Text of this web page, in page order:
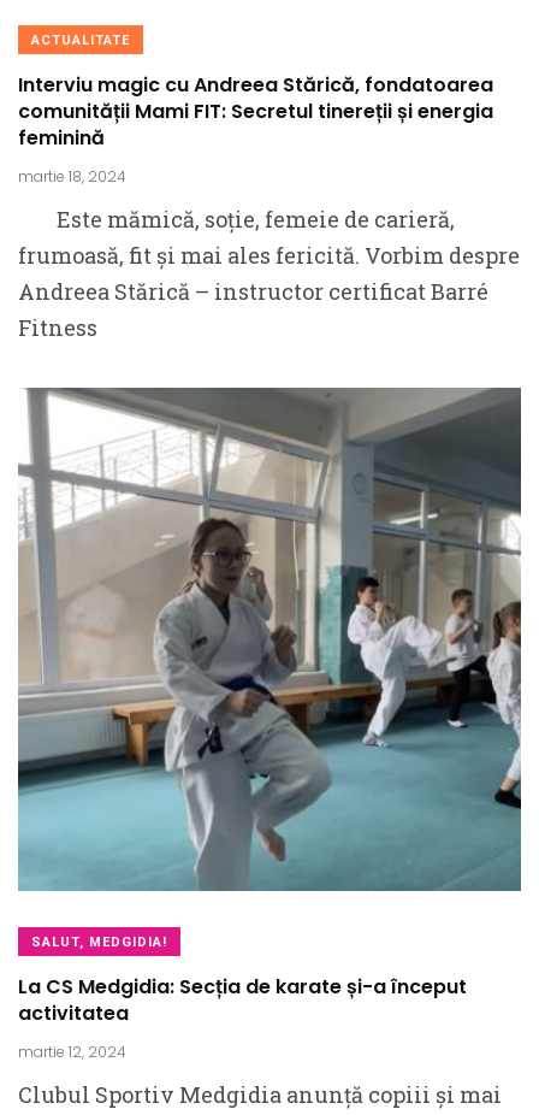
ACTUALITATE
Interviu magic cu Andreea Stărică, fondatoarea
comunității Mami FIT: Secretul tinereții și energia
feminină
martie 18, 2024
Este mămică, soție, femeie de carieră,
frumoasă, fit și mai ales fericită. Vorbim despre
Andreea Stărică – instructor certificat Barré
Fitness
SALUT, MEDGIDIA!
La CS Medgidia: Secția de karate și-a început
activitatea
martie 12, 2024
Clubul Sportiv Medgidia anunță copiii și mai